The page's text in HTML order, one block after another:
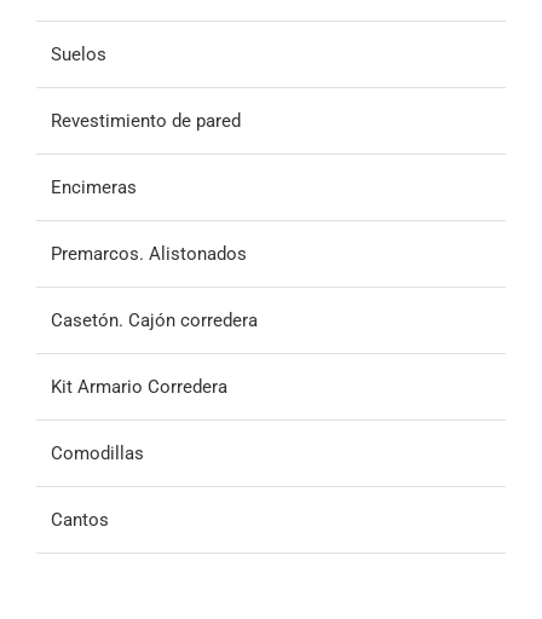
Suelos
Revestimiento de pared
Encimeras
Premarcos. Alistonados
Casetón. Cajón corredera
Kit Armario Corredera
Comodillas
Cantos